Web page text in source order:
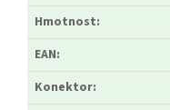
Hmotnost:
EAN:
Konektor: